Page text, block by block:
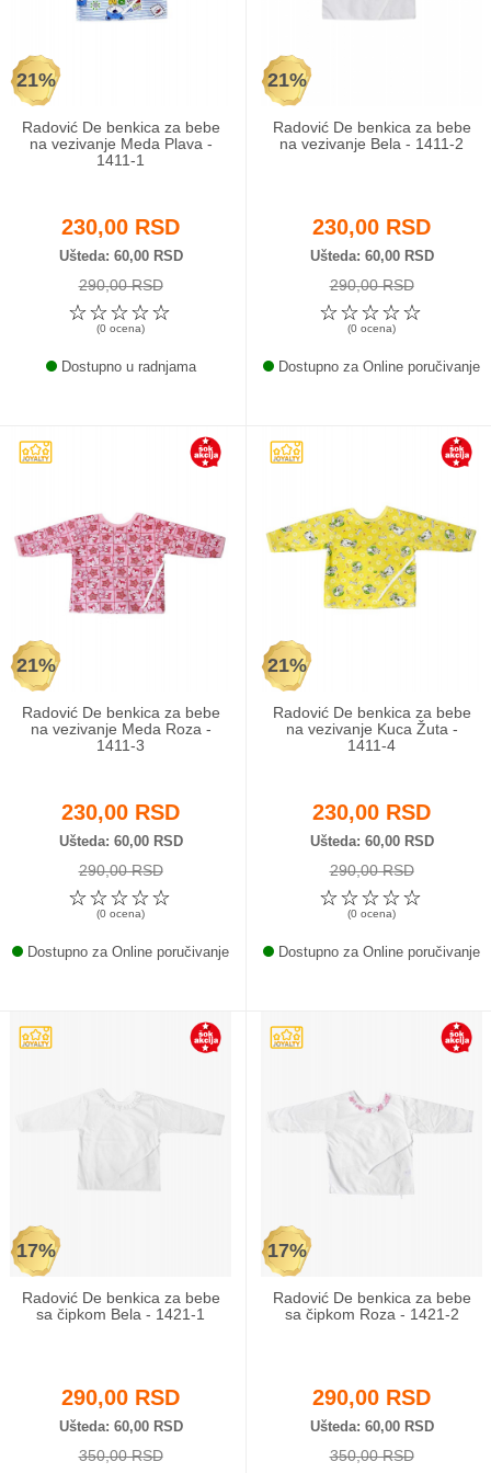
Odeća i obuća
Igračke za bebe i decu
AKCIJA
Call Centar
011 438 1 000
21%
Radović De benkica za bebe
na vezivanje Meda Plava -
1411-1
230,00 RSD
Ušteda 60,00 RSD
290,00 RSD
☆
☆
☆
☆
☆
(0 ocena)
Dostupno u radnjama
21%
Radović De benkica za bebe
na vezivanje Bela - 1411-2
230,00 RSD
Ušteda 60,00 RSD
290,00 RSD
☆
☆
☆
☆
☆
(0 ocena)
Dostupno za Online poručivanje
21%
Radović De benkica za bebe
na vezivanje Meda Roza -
1411-3
230,00 RSD
Ušteda 60,00 RSD
290,00 RSD
☆
☆
☆
☆
☆
(0 ocena)
Dostupno za Online poručivanje
21%
Radović De benkica za bebe
na vezivanje Kuca Žuta -
1411-4
230,00 RSD
Ušteda 60,00 RSD
290,00 RSD
☆
☆
☆
☆
☆
(0 ocena)
Dostupno za Online poručivanje
17%
Radović De benkica za bebe
sa čipkom Bela - 1421-1
290,00 RSD
Ušteda 60,00 RSD
350,00 RSD
17%
Radović De benkica za bebe
sa čipkom Roza - 1421-2
290,00 RSD
Ušteda 60,00 RSD
350,00 RSD